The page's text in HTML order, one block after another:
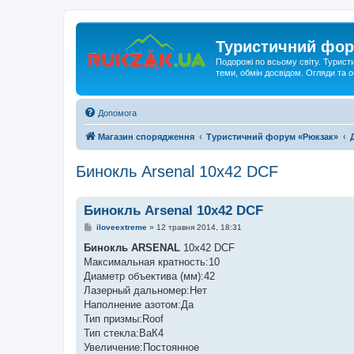
Туристичний
Подорожі по всьому світу.
теми, обмін досвідом. Огляди та
Допомога
Магазин спорядження Туристичний форум «Рюкзак»
Бинокль Arsenal 10х42 DCF
Бинокль Arsenal 10х42 DCF
П
в
д
о
л
е
н
я
iloveextreme» 12 травня 2014, 18:31
Бинокль ARSENAL 10х42 DCF
Максимальная кратность:10
Диаметр объектива (мм):42
Лазерный дальномер:Нет
Наполнение азотом:Да
Тип призмы:Roof
Тип стекла:ВаК4
Увеличение:Постоянное